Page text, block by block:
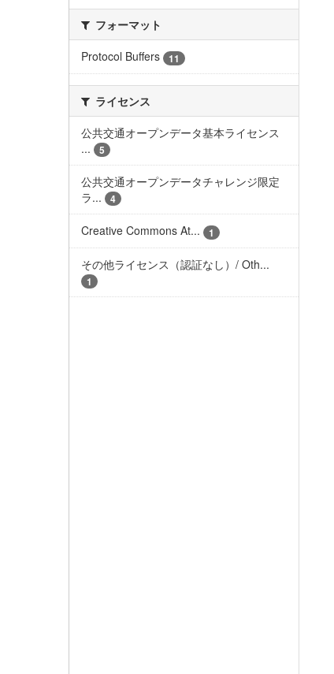
フォーマット
Protocol Buffers
11
ライセンス
公共交通オープンデータ基本ライセンス
...
5
公共交通オープンデータチャレンジ限定
ラ...
4
Creative Commons At... 1
その他ライセンス（認証なし）/ Oth...
1